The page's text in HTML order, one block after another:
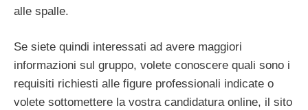
alle spalle.
Se siete quindi interessati ad avere maggiori
informazioni sul gruppo, volete conoscere quali sono i
requisiti richiesti alle figure professionali indicate o
volete sottomettere la vostra candidatura online, il sito